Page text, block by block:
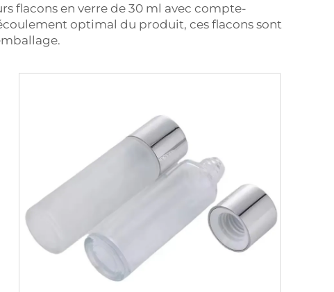
flacons en verre de 30 ml avec compte-
optimal du produit, ces flacons sont